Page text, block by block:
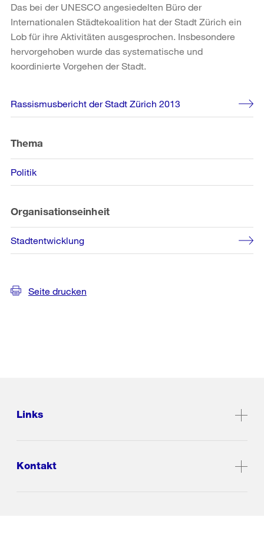
Das bei der UNESCO angesiedelten Büro der
Internationalen Städtekoalition hat der Stadt Zürich ein
Lob für ihre Aktivitäten ausgesprochen. Insbesondere
hervorgehoben wurde das systematische und
koordinierte Vorgehen der Stadt.
Weitere
Informationen
Rassismusbericht der Stadt Zürich 2013
Thema
Politik
Organisationseinheit
Stadtentwicklung
Seite drucken
Links
Kontakt